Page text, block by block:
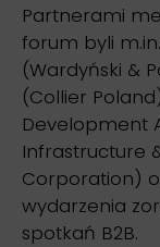
Partnerami
forum byli
(Wardyński &
(Collier
Development
Infrastructure
Corporation)
wydarzenia
spotkań B2B.